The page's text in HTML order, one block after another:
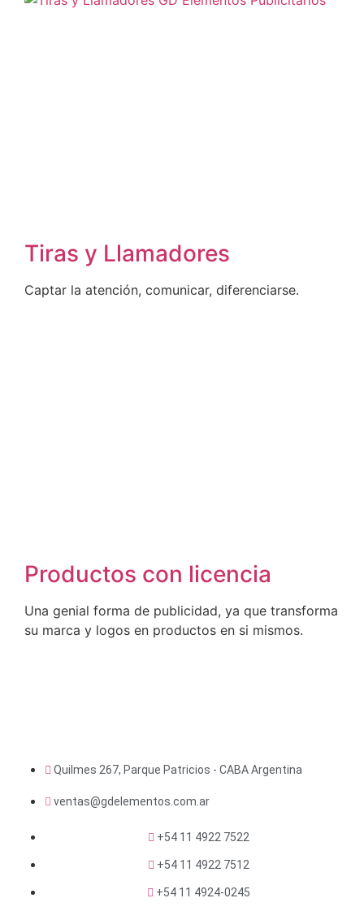
Tiras y Llamadores
Captar la atención, comunicar, diferenciarse.
Productos con licencia
Una genial forma de publicidad, ya que transforma
su marca y logos en productos en si mismos.
Quilmes 267, Parque Patricios - CABA Argentina
ventas@gdelementos.com.ar
+54 11 4922 7522
+54 11 4922 7512
+54 11 4924-0245